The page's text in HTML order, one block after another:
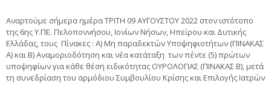
Αναρτούμε σήμερα ημέρα ΤΡΙΤΗ 09 AΥΓΟΥΣΤΟΥ 2022 στον ιστότοπο
της 6ης Υ.ΠΕ. Πελοποννήσου, Ιονίων Νήσων, Ηπείρου και Δυτικής
Ελλάδας, τους Πίνακες : Α) Μη παραδεκτών Υποψηφιοτήτων (ΠΙΝΑΚΑΣ
Α) και Β) Αναμοριοδότηση και νέα κατάταξη των πέντε (5) πρώτων
υποψηφίων για κάθε θέση ειδικότητας ΟΥΡΟΛΟΓΙΑΣ (ΠΙΝΑΚΑΣ Β), μετά
τη συνεδρίαση του αρμόδιου Συμβουλίου Κρίσης και Επιλογής Ιατρών